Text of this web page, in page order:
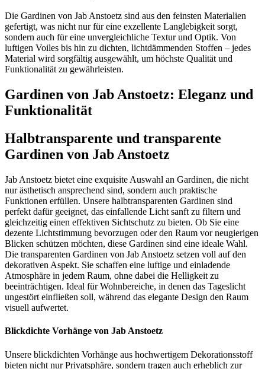
Die Gardinen von Jab Anstoetz sind aus den feinsten Materialien
gefertigt, was nicht nur für eine exzellente Langlebigkeit sorgt,
sondern auch für eine unvergleichliche Textur und Optik. Von
luftigen Voiles bis hin zu dichten, lichtdämmenden Stoffen – jedes
Material wird sorgfältig ausgewählt, um höchste Qualität und
Funktionalität zu gewährleisten.
Gardinen von Jab Anstoetz: Eleganz und
Funktionalität
Halbtransparente und transparente
Gardinen von Jab Anstoetz
Jab Anstoetz bietet eine exquisite Auswahl an Gardinen, die nicht
nur ästhetisch ansprechend sind, sondern auch praktische
Funktionen erfüllen. Unsere halbtransparenten Gardinen sind
perfekt dafür geeignet, das einfallende Licht sanft zu filtern und
gleichzeitig einen effektiven Sichtschutz zu bieten. Ob Sie eine
dezente Lichtstimmung bevorzugen oder den Raum vor neugierigen
Blicken schützen möchten, diese Gardinen sind eine ideale Wahl.
Die transparenten Gardinen von Jab Anstoetz setzen voll auf den
dekorativen Aspekt. Sie schaffen eine luftige und einladende
Atmosphäre in jedem Raum, ohne dabei die Helligkeit zu
beeinträchtigen. Ideal für Wohnbereiche, in denen das Tageslicht
ungestört einfließen soll, während das elegante Design den Raum
visuell aufwertet.
Blickdichte Vorhänge von Jab Anstoetz
Unsere blickdichten Vorhänge aus hochwertigem Dekorationsstoff
bieten nicht nur Privatsphäre, sondern tragen auch erheblich zur